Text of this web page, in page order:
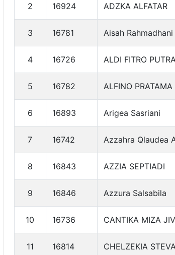
2 16924 ADZKA ALFATAR
3 16781 Aisah Rahmadhani
4 16726 ALDI FITRO PUTRA
5 16782 ALFINO PRATAMA
6 16893 Arigea Sasriani
7 16742 Azzahra Qlaudea
8 16843 AZZIA SEPTIADI
9 16846 Azzura Salsabila
10 16736 CANTIKA MIZA
11 16814 CHELZEKIA